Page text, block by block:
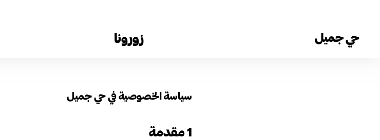
حي جميل زورونا
سياسة الخصوصية في حي جميل
1 مقدمة